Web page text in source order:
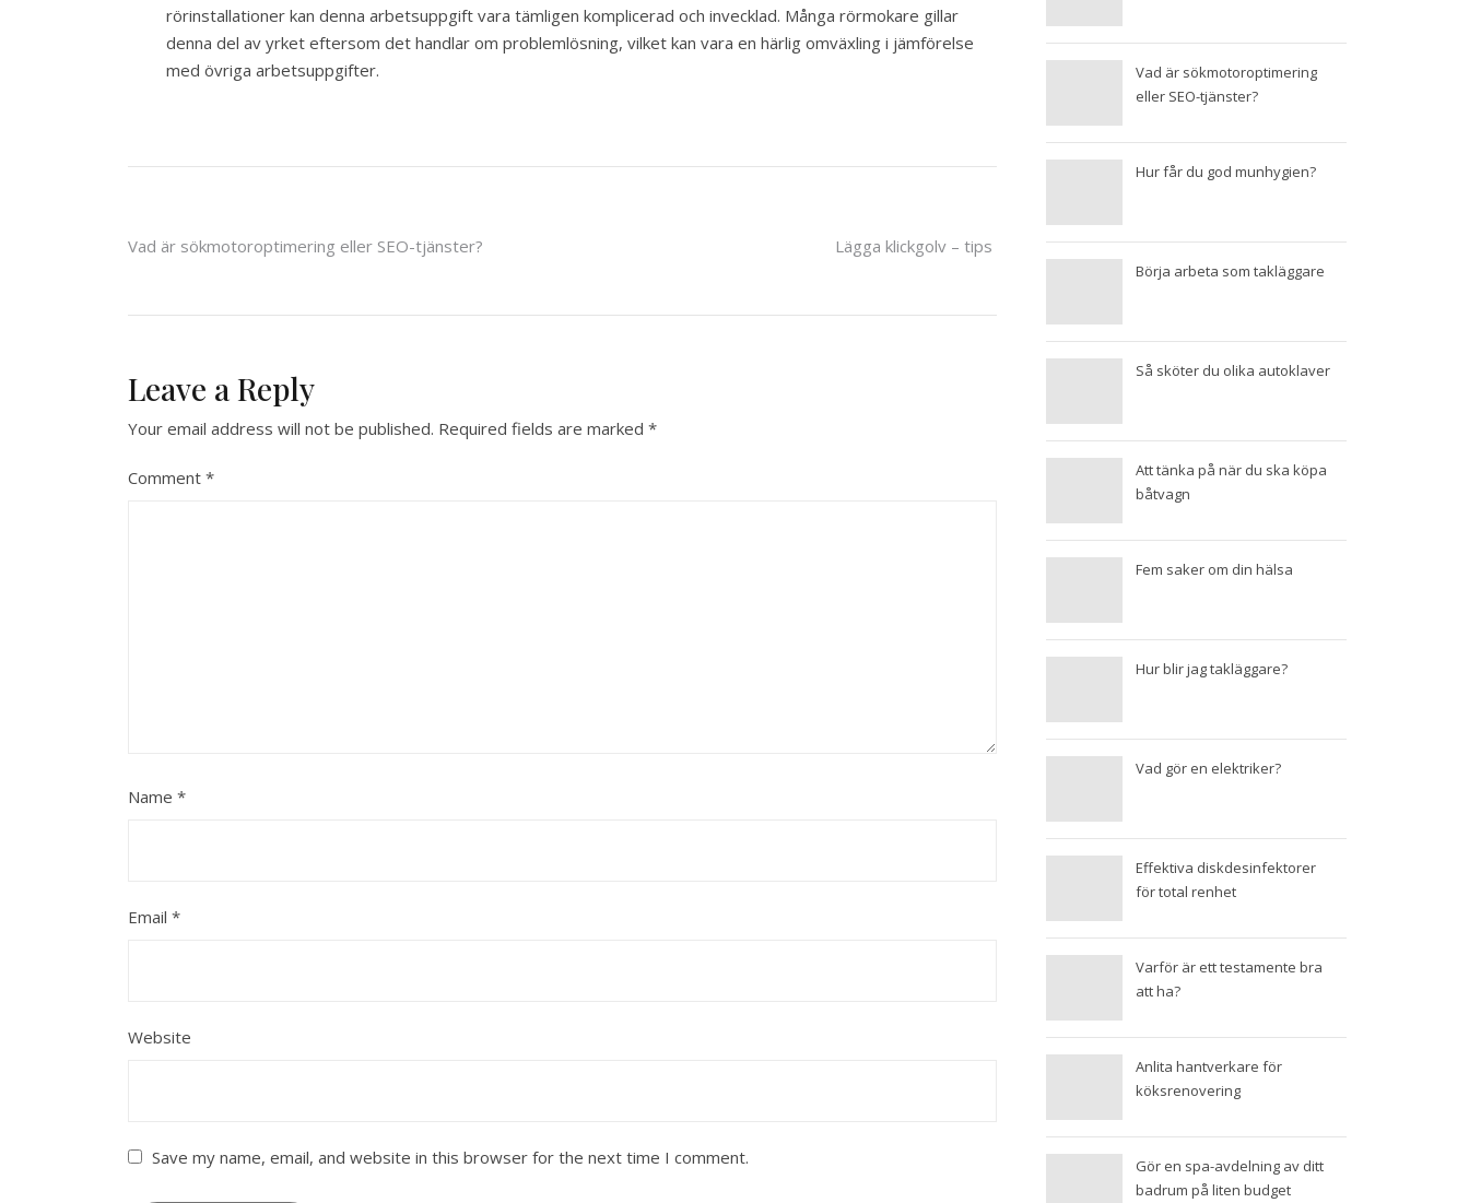
rörinstallationer kan denna arbetsuppgift vara tämligen komplicerad och invecklad. Många rörmokare gillar
denna del av yrket eftersom det handlar om problemlösning, vilket kan vara en härlig omväxling i jämförelse
med övriga arbetsuppgifter.
Post
Vad är sökmotoroptimering eller SEO-tjänster? Lägga klickgolv – tips
Leave a Reply
Your email address will not be published. Required fields are marked *
Comment *
Name *
Email *
Website
Save my name, email, and website in this browser for the next time I comment.
Vad är sökmotoroptimering
eller SEO-tjänster?
Hur får du god munhygien?
Börja arbeta som takläggare
Så sköter du olika autoklaver
Att tänka på när du ska köpa
båtvagn
Fem saker om din hälsa
Hur blir jag takläggare?
Vad gör en elektriker?
Effektiva diskdesinfektorer
för total renhet
Varför är ett testamente bra
att ha?
Anlita hantverkare för
köksrenovering
Gör en spa-avdelning av ditt
badrum på liten budget